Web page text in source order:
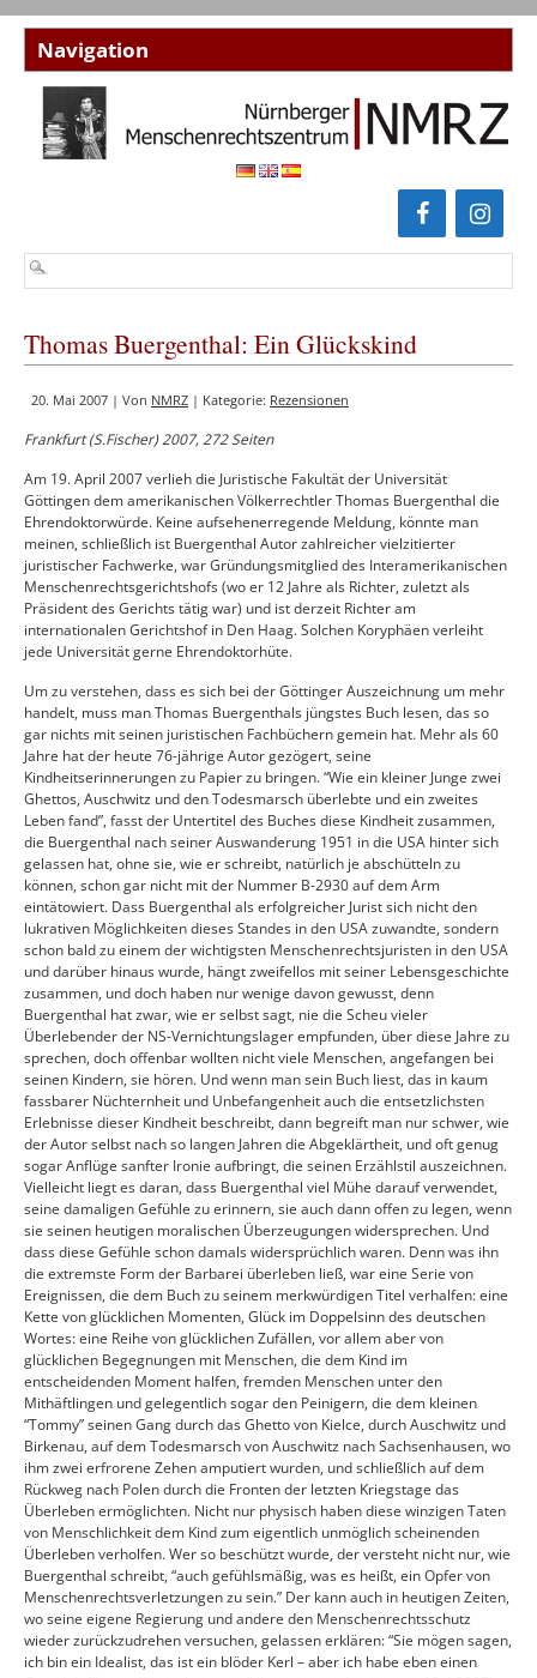
Thomas Buergenthal: Ein Glückskind
20. Mai 2007 | Von NMRZ | Kategorie: Rezensionen
Frankfurt (S.Fischer) 2007, 272 Seiten
Am 19. April 2007 verlieh die Juristische Fakultät der Universität
Göttingen dem amerikanischen Völkerrechtler Thomas Buergenthal die
Ehrendoktorwürde. Keine aufsehenerregende Meldung, könnte man
meinen, schließlich ist Buergenthal Autor zahlreicher vielzitierter
juristischer Fachwerke, war Gründungsmitglied des Interamerikanischen
Menschenrechtsgerichtshofs (wo er 12 Jahre als Richter, zuletzt als
Präsident des Gerichts tätig war) und ist derzeit Richter am
internationalen Gerichtshof in Den Haag. Solchen Koryphäen verleiht
jede Universität gerne Ehrendoktorhüte.
Um zu verstehen, dass es sich bei der Göttinger Auszeichnung um mehr
handelt, muss man Thomas Buergenthals jüngstes Buch lesen, das so
gar nichts mit seinen juristischen Fachbüchern gemein hat. Mehr als 60
Jahre hat der heute 76-jährige Autor gezögert, seine
Kindheitserinnerungen zu Papier zu bringen. “Wie ein kleiner Junge zwei
Ghettos, Auschwitz und den Todesmarsch überlebte und ein zweites
Leben fand”, fasst der Untertitel des Buches diese Kindheit zusammen,
die Buergenthal nach seiner Auswanderung 1951 in die USA hinter sich
gelassen hat, ohne sie, wie er schreibt, natürlich je abschütteln zu
können, schon gar nicht mit der Nummer B-2930 auf dem Arm
eintätowiert. Dass Buergenthal als erfolgreicher Jurist sich nicht den
lukrativen Möglichkeiten dieses Standes in den USA zuwandte, sondern
schon bald zu einem der wichtigsten Menschenrechtsjuristen in den USA
und darüber hinaus wurde, hängt zweifellos mit seiner Lebensgeschichte
zusammen, und doch haben nur wenige davon gewusst, denn
Buergenthal hat zwar, wie er selbst sagt, nie die Scheu vieler
Überlebender der NS-Vernichtungslager empfunden, über diese Jahre zu
sprechen, doch offenbar wollten nicht viele Menschen, angefangen bei
seinen Kindern, sie hören. Und wenn man sein Buch liest, das in kaum
fassbarer Nüchternheit und Unbefangenheit auch die entsetzlichsten
Erlebnisse dieser Kindheit beschreibt, dann begreift man nur schwer, wie
der Autor selbst nach so langen Jahren die Abgeklärtheit, und oft genug
sogar Anflüge sanfter Ironie aufbringt, die seinen Erzählstil auszeichnen.
Vielleicht liegt es daran, dass Buergenthal viel Mühe darauf verwendet,
seine damaligen Gefühle zu erinnern, sie auch dann offen zu legen, wenn
sie seinen heutigen moralischen Überzeugungen widersprechen. Und
dass diese Gefühle schon damals widersprüchlich waren. Denn was ihn
die extremste Form der Barbarei überleben ließ, war eine Serie von
Ereignissen, die dem Buch zu seinem merkwürdigen Titel verhalfen: eine
Kette von glücklichen Momenten, Glück im Doppelsinn des deutschen
Wortes: eine Reihe von glücklichen Zufällen, vor allem aber von
glücklichen Begegnungen mit Menschen, die dem Kind im
entscheidenden Moment halfen, fremden Menschen unter den
Mithäftlingen und gelegentlich sogar den Peinigern, die dem kleinen
“Tommy” seinen Gang durch das Ghetto von Kielce, durch Auschwitz und
Birkenau, auf dem Todesmarsch von Auschwitz nach Sachsenhausen, wo
ihm zwei erfrorene Zehen amputiert wurden, und schließlich auf dem
Rückweg nach Polen durch die Fronten der letzten Kriegstage das
Überleben ermöglichten. Nicht nur physisch haben diese winzigen Taten
von Menschlichkeit dem Kind zum eigentlich unmöglich scheinenden
Überleben verholfen. Wer so beschützt wurde, der versteht nicht nur, wie
Buergenthal schreibt, “auch gefühlsmäßig, was es heißt, ein Opfer von
Menschenrechtsverletzungen zu sein.” Der kann auch in heutigen Zeiten,
wo seine eigene Regierung und andere den Menschenrechtsschutz
wieder zurückzudrehen versuchen, gelassen erklären: “Sie mögen sagen,
ich bin ein Idealist, das ist ein blöder Kerl – aber ich habe eben einen